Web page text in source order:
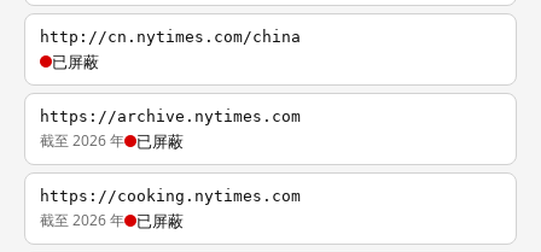
http://cn.nytimes.com/china
已屏蔽
https://archive.nytimes.com
截至 2026 年 已屏蔽
https://cooking.nytimes.com
截至 2026 年 已屏蔽